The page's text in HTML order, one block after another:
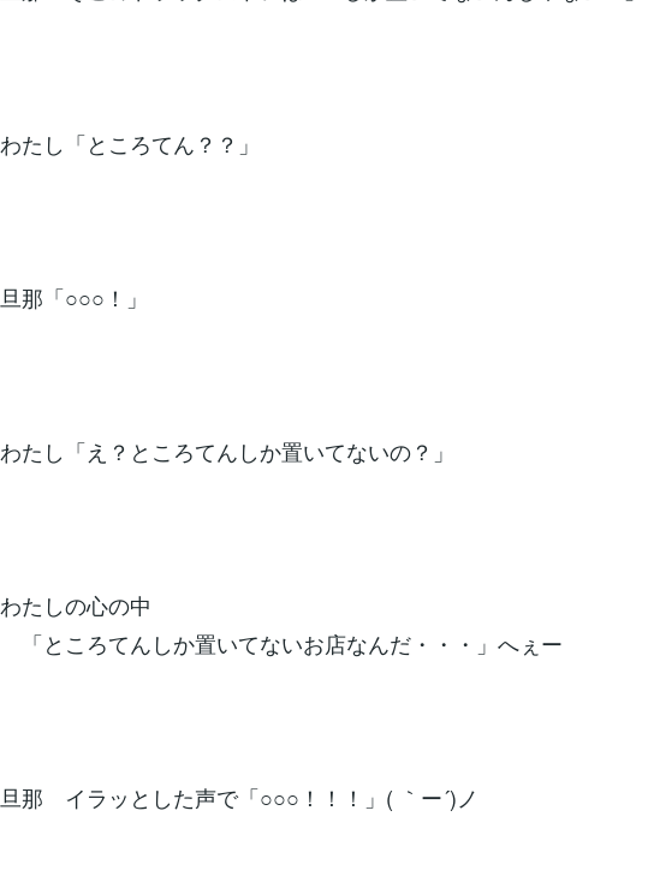
わたし「ところてん？？」
旦那「○○○！」
わたし「え？ところてんしか置いてないの？」
わたしの心の中
「ところてんしか置いてないお店なんだ・・・」へぇー
旦那 イラッとした声で「○○○！！！」( ｀ー´)ノ